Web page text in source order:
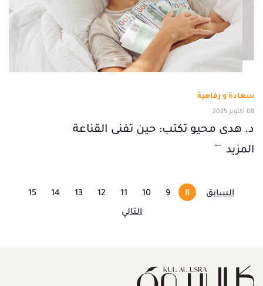
سعادة و رفاهية
08 أكتوبر 2025
د. هدى محيو تكتب: حين تفنى القناعة
المزيد
السابق 8
9
10
11
12
13
14
15
التالي